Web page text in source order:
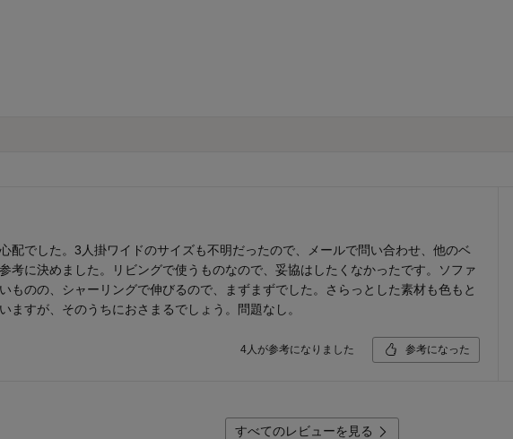
配でした。3人掛ワイドのサイズも不明だったので、メールで問い合わせ、他のベ
考に決めました。リビングで使うものなので、妥協はしたくなかったです。ソファ
ものの、シャーリングで伸びるので、まずまずでした。さらっとした素材も色もと
ますが、そのうちにおさまるでしょう。問題なし。
4人が参考になりました 参考になった
すべてのレビューを見る